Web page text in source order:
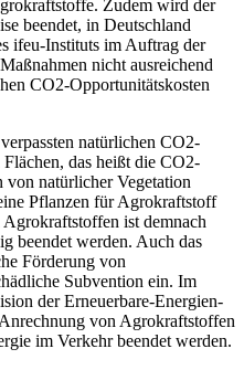
Zudem wird der
beendet, in Deutschland
ifeu-Instituts im Auftrag der
nicht ausreichend
CO2-Opportunitätskosten
natürlichen CO2-
das heißt die CO2-
von natürlicher Vegetation
Pflanzen für Agrokraftstoff
ist demnach
beendet werden. Auch das
Förderung von
Subvention ein. Im
der Erneuerbare-Energien-
von Agrokraftstoffen
im Verkehr beendet werden.